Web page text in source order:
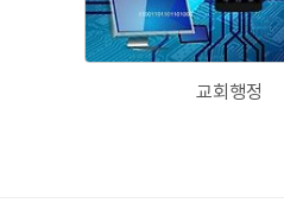
교회행정